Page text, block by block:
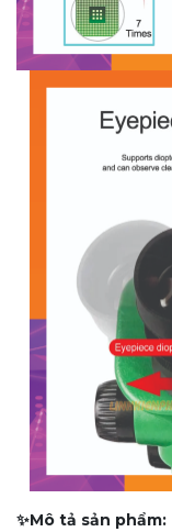
✨Mô tả sản phẩm: